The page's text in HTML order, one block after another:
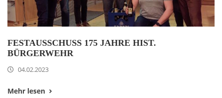
FESTAUSSCHUSS 175 JAHRE HIST.
BÜRGERWEHR
04.02.2023
Mehr lesen